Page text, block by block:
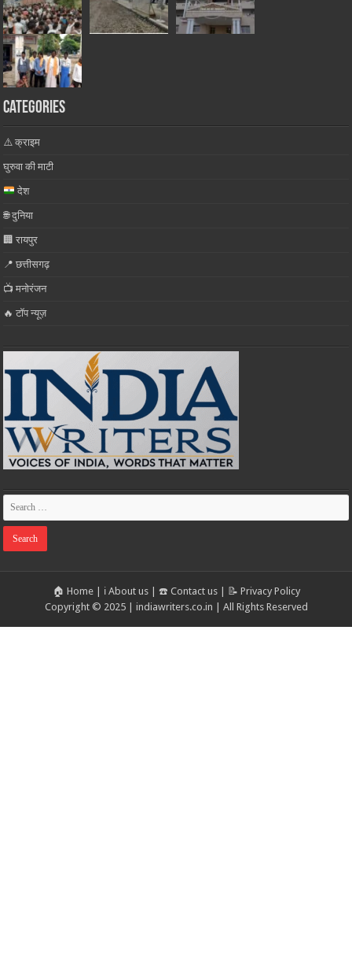
Categories
⚠️ क्राइम
घुरुवा की माटी
देश
🌐 दुनिया
🏢 रायपुर
📍 छत्तीसगढ़
📺 मनोरंजन
🔥 टॉप न्यूज़
🏠 Home| ℹ️ About us| ☎️ Contact us|
📝 Privacy Policy
Copyright © 2025 | indiawriters.co.in | All Rights Reserved